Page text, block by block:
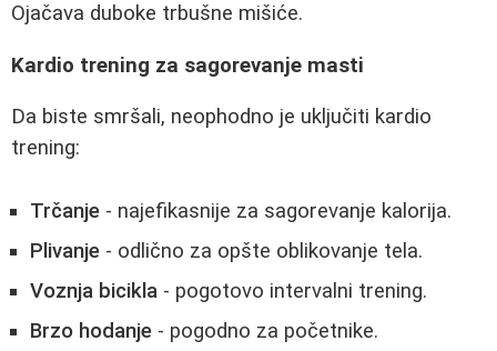
Ojačava duboke trbušne mišiće.
Kardio trening za sagorevanje masti
Da biste smršali, neophodno je uključiti kardio
trening:
Trčanje - najefikasnije za sagorevanje kalorija.
Plivanje - odlično za opšte oblikovanje tela.
Voznja bicikla - pogotovo intervalni trening.
Brzo hodanje - pogodno za početnike.